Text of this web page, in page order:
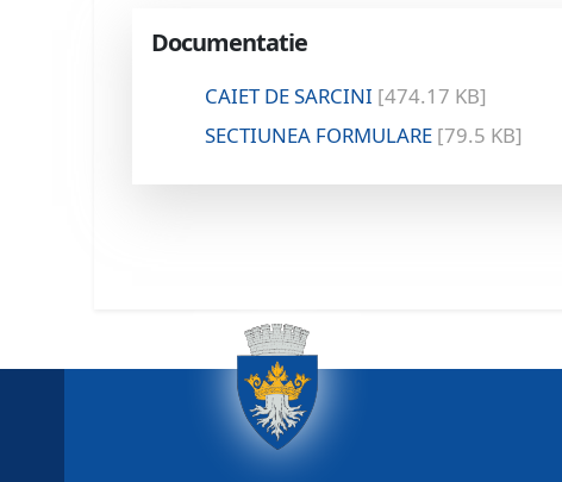
Documentatie
CAIET DE SARCINI [474.17 KB]
SECTIUNEA FORMULARE [79.5 KB]